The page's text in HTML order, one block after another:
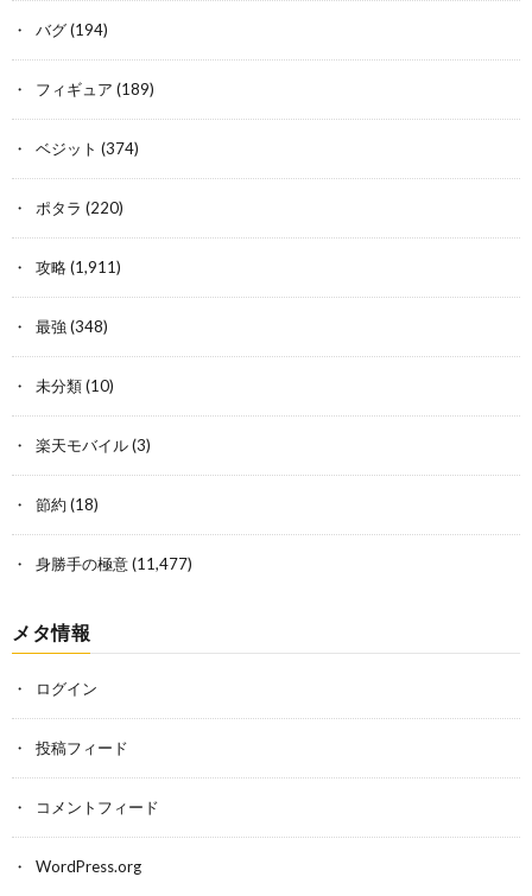
バグ(194)
フィギュア (189)
ベジット (374)
ポタラ (220)
攻略(1,911)
最強 (348)
未分類(10)
楽天モバイル(3)
節約 (18)
身勝手の極意(11,477)
メタ情報
ログイン
投稿フィード
コメントフィード
WordPress.org